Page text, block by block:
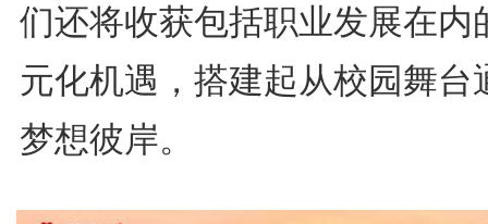
们还将收获包括职业发展在内
元化机遇，搭建起从校园舞台
梦想彼岸。